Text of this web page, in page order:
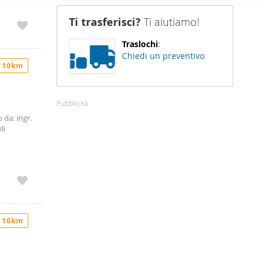
sito
loro
da: ingr.
Ti trasferisci? Ti aiutiamo!
Traslochi:
Chiedi un preventivo
Pubblicità